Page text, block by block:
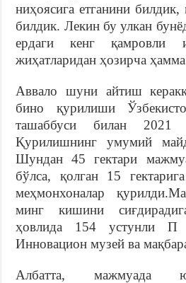
ниҳоясига етганини
билдик. Лекин бу улкан
ердаги кенг қамровли
жиҳатларидан ҳозирча
Аввало шуни айтиш
бино қурилиши
ташаббуси билан 2021
Қурилишнинг умумий
Шундан 45 гектари
бўлса, қолган 15
меҳмонхоналар
минг кишини
ҳовлида 154 устунли П
Инновацион музей ва
Албатта, мажмуада